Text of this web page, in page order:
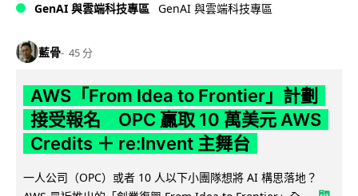
GenAI 與雲端科技專區 GenAI 與雲端科技專區
藍骨 45 分
AWS「From Idea to Frontier」計劃
接受報名 OPC 贏取 10 萬美元 AWS
Credits ＋ re:Invent 主舞台
一人公司（OPC）或者 10 人以下小團隊想將 AI 構思落地？